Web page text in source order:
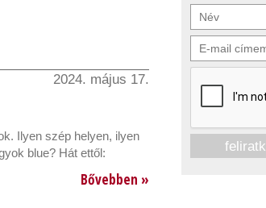
2024. május 17.
Ilyen szép helyen, ilyen
blue? Hát ettől:
Bővebben »